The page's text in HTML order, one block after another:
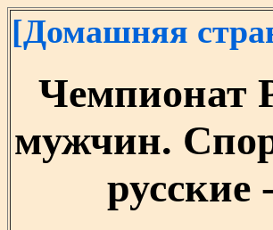
[Домашняя
Чемпионат
мужчин.